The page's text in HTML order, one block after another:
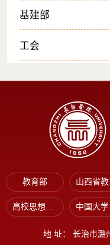
基建部
工会
教育部
高校思想政治工作网
地 址： 长治市潞